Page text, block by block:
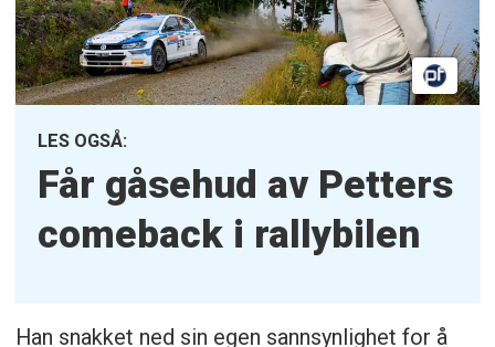
LES OGSÅ:
Får gåsehud av Petters
comeback i rallybilen
Han snakket ned sin egen sannsynlighet for å